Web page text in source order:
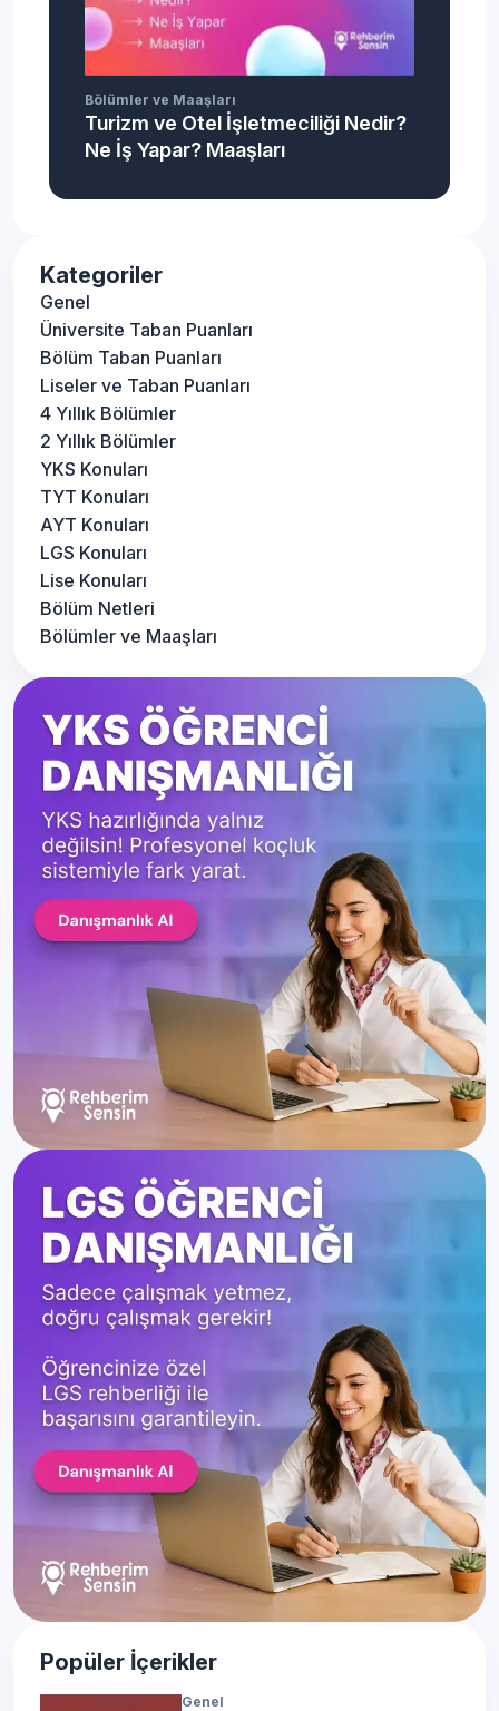
Bölümler ve Maaşları
Turizm ve Otel İşletmeciliği Nedir?
Ne İş Yapar? Maaşları
Kategoriler
Genel
Üniversite Taban Puanları
Bölüm Taban Puanları
Liseler ve Taban Puanları
4 Yıllık Bölümler
2 Yıllık Bölümler
YKS Konuları
TYT Konuları
AYT Konuları
LGS Konuları
Lise Konuları
Bölüm Netleri
Bölümler ve Maaşları
Popüler İçerikler
Genel